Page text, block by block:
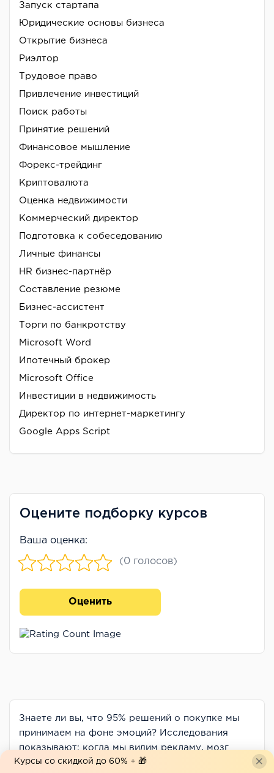
Запуск стартапа
Юридические основы бизнеса
Открытие бизнеса
Риэлтор
Трудовое право
Привлечение инвестиций
Поиск работы
Принятие решений
Финансовое мышление
Форекс-трейдинг
Криптовалюта
Оценка недвижимости
Коммерческий директор
Подготовка к собеседованию
Личные финансы
HR бизнес-партнёр
Составление резюме
Бизнес-ассистент
Торги по банкротству
Microsoft Word
Ипотечный брокер
Microsoft Office
Инвестиции в недвижимость
Директор по интернет-маркетингу
Google Apps Script
Оцените подборку курсов
Ваша оценка:
(0 голосов)
Оценить
Знаете ли вы, что 95% решений о покупке мы
принимаем на фоне эмоций? Исследования
показывают: когда мы видим рекламу, мозг
сначала реагирует на цвет, образ и общую
Курсы со скидкой до 60% + 🎁